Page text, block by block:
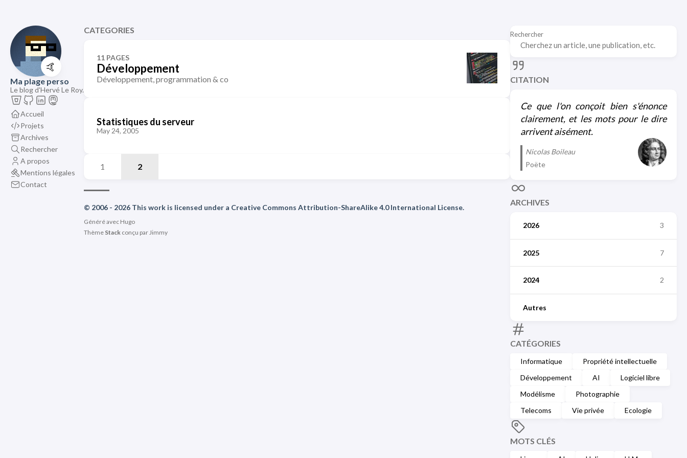
🤙
Ma plage perso
Le blog d'Hervé Le Roy.
Accueil
Projets
Archives
Rechercher
A propos
Mentions légales
Contact
Rechercher
CITATION
Ce que l'on conçoit bien s'énonce
clairement, et les mots pour le dire
arrivent aisément.
Nicolas Boileau
Poëte
ARCHIVES
2026 3
2025 7
2024 2
Autres
CATÉGORIES
Informatique
Propriété intellectuelle
Développement
AI
Logiciel libre
Modélisme
Photographie
Telecoms
Vie privée Ecologie
MOTS CLÉS
CATEGORIES
11 PAGES
Développement
Développement, programmation & co
Statistiques du serveur
May 24, 2005
1 2
© 2006 - 2026 This work is licensed under a Creative Commons Attribution-ShareAlike 4.0 International License.
Généré avec Hugo
Thème Stack conçu parJimmy